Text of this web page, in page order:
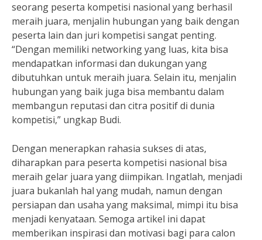
seorang peserta kompetisi nasional yang berhasil
meraih juara, menjalin hubungan yang baik dengan
peserta lain dan juri kompetisi sangat penting.
“Dengan memiliki networking yang luas, kita bisa
mendapatkan informasi dan dukungan yang
dibutuhkan untuk meraih juara. Selain itu, menjalin
hubungan yang baik juga bisa membantu dalam
membangun reputasi dan citra positif di dunia
kompetisi,” ungkap Budi.
Dengan menerapkan rahasia sukses di atas,
diharapkan para peserta kompetisi nasional bisa
meraih gelar juara yang diimpikan. Ingatlah, menjadi
juara bukanlah hal yang mudah, namun dengan
persiapan dan usaha yang maksimal, mimpi itu bisa
menjadi kenyataan. Semoga artikel ini dapat
memberikan inspirasi dan motivasi bagi para calon